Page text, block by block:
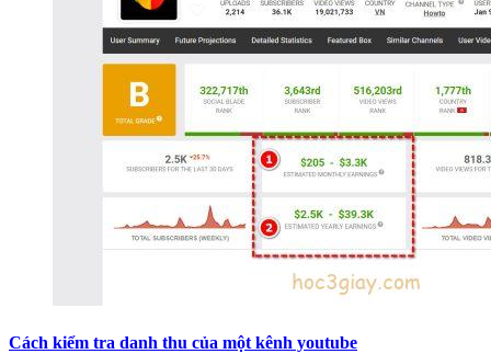
Cách kiểm tra danh thu của một kênh youtube